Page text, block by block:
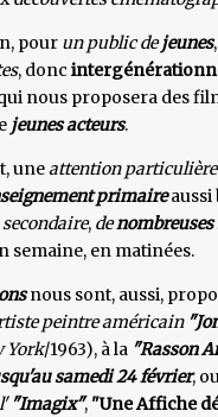
pour un public dejeunes
, donc
nous proposera des
jeunes acteurs.
uneattention particulière
primaireaussi
, denombreuses
semaine, en matinées.
nous sont, aussi,
peintre américain
York/1963), à la "Rasson
samedi 24 février,
"Imagix", "Une Affiche